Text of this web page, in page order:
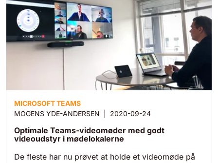
MICROSOFT TEAMS
MOGENS YDE-ANDERSEN
2020-09-24
Optimale Teams-videomøder med godt
videoudstyr i mødelokalerne
De fleste har nu prøvet at holde et videomøde på